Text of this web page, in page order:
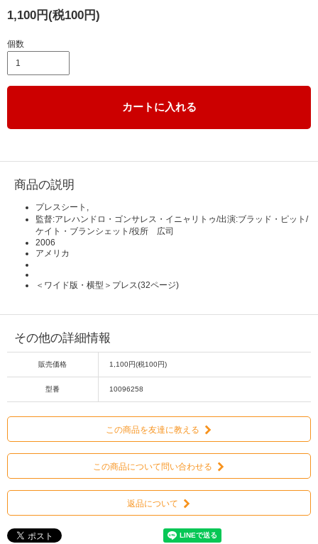
1,100円(税100円)
個数
カートに入れる
商品の説明
プレスシート,
監督:アレハンドロ・ゴンサレス・イニャリトゥ/出演:ブラッド・ピット/
ケイト・ブランシェット/役所 広司
2006
アメリカ
＜ワイド版・横型＞プレス(32ページ)
その他の詳細情報
販売価格 1,100円(税100円)
型番 10096258
この商品を友達に教える
この商品について問い合わせる
返品について